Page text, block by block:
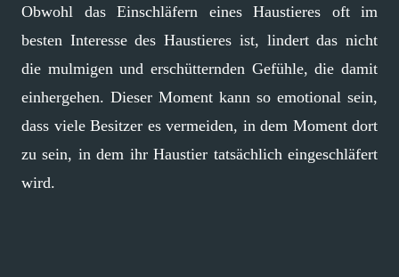
Obwohl das Einschläfern eines Haustieres oft im
besten Interesse des Haustieres ist, lindert das nicht
die mulmigen und erschütternden Gefühle, die damit
einhergehen. Dieser Moment kann so emotional sein,
dass viele Besitzer es vermeiden, in dem Moment dort
zu sein, in dem ihr Haustier tatsächlich eingeschläfert
wird.